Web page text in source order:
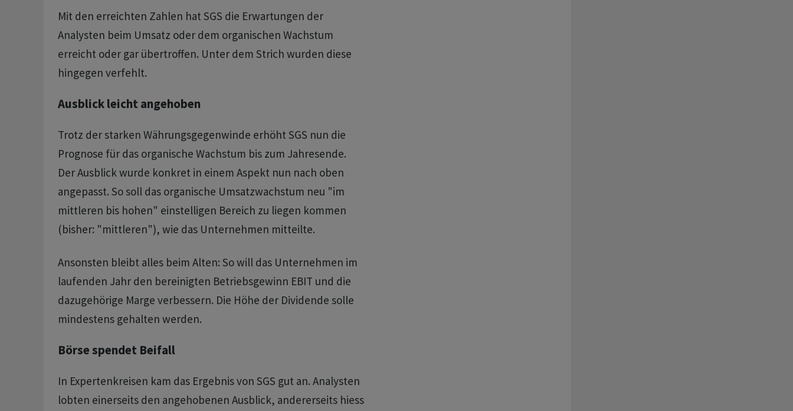
Mit den erreichten Zahlen hat SGS die Erwartungen der
Analysten beim Umsatz oder dem organischen Wachstum
erreicht oder gar übertroffen. Unter dem Strich wurden diese
hingegen verfehlt.
Ausblick leicht angehoben
Trotz der starken Währungsgegenwinde erhöht SGS nun die
Prognose für das organische Wachstum bis zum Jahresende.
Der Ausblick wurde konkret in einem Aspekt nun nach oben
angepasst. So soll das organische Umsatzwachstum neu "im
mittleren bis hohen" einstelligen Bereich zu liegen kommen
(bisher: "mittleren"), wie das Unternehmen mitteilte.
Ansonsten bleibt alles beim Alten: So will das Unternehmen im
laufenden Jahr den bereinigten Betriebsgewinn EBIT und die
dazugehörige Marge verbessern. Die Höhe der Dividende solle
mindestens gehalten werden.
Börse spendet Beifall
In Expertenkreisen kam das Ergebnis von SGS gut an. Analysten
lobten einerseits den angehobenen Ausblick, andererseits hiess